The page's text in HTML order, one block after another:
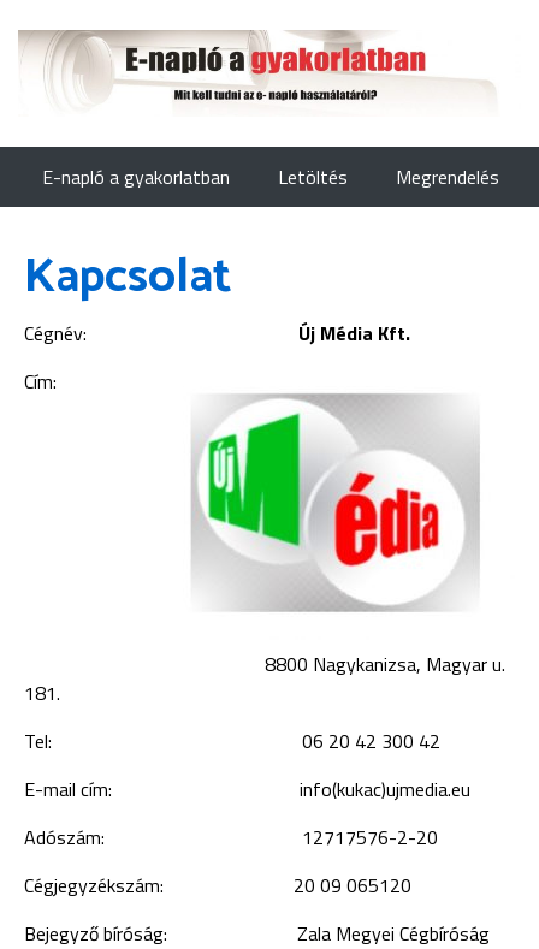
E-napló a gyakorlatban Letöltés Megrendelés
Kapcsolat
Cégnév: Új Média Kft.
Cím:
8800 Nagykanizsa, Magyar u.
181.
Tel: 06 20 42 300 42
E-mail cím: info(kukac)ujmedia.eu
Adószám: 12717576-2-20
Cégjegyzékszám: 20 09 065120
Bejegyző bíróság: Zala Megyei Cégbíróság